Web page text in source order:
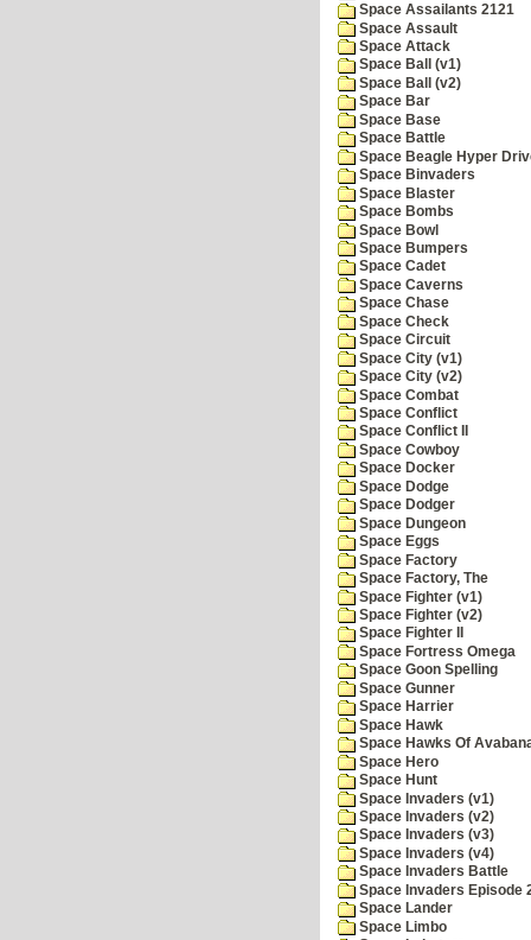
Space Assailants 2121
Space Assault
Space Attack
Space Ball (v1)
Space Ball (v2)
Space Bar
Space Base
Space Battle
Space Beagle Hyper
Space Binvaders
Space Blaster
Space Bombs
Space Bowl
Space Bumpers
Space Cadet
Space Caverns
Space Chase
Space Check
Space Circuit
Space City (v1)
Space City (v2)
Space Combat
Space Conflict
Space Conflict II
Space Cowboy
Space Docker
Space Dodge
Space Dodger
Space Dungeon
Space Eggs
Space Factory
Space Factory, The
Space Fighter (v1)
Space Fighter (v2)
Space Fighter II
Space Fortress Omega
Space Goon Spelling
Space Gunner
Space Harrier
Space Hawk
Space Hawks Of
Space Hero
Space Hunt
Space Invaders (v1)
Space Invaders (v2)
Space Invaders (v3)
Space Invaders (v4)
Space Invaders Battle
Space Invaders Episode
Space Lander
Space Limbo